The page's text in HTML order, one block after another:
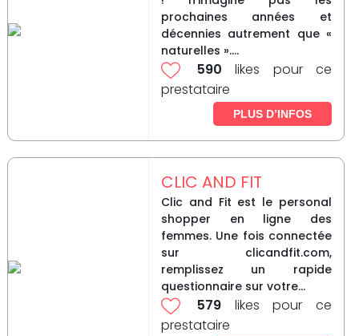
prochaines années et
décennies autrement que «
naturelles »....
590 likes pour ce
prestataire
PLUS D’INFOS
CLIC AND FIT
Clic and Fit est le personal
shopper en ligne des
femmes. Une fois connectée
sur clicandfit.com,
remplissez un rapide
questionnaire sur votre...
579 likes pour ce
prestataire